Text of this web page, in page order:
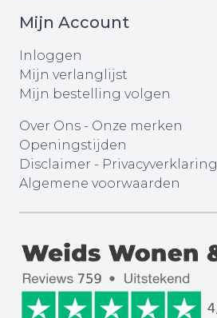
Mijn Account
Inloggen
Mijn verlanglijst
Mijn bestelling volgen
Over Ons - Onze merken
Openingstijden
Disclaimer - Privacyverklaring
Algemene voorwaarden